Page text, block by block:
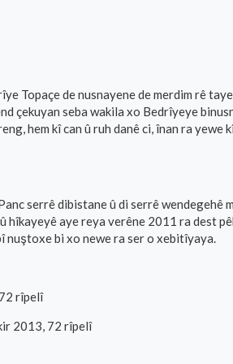
Topaçe de nusnayene de merdim rê
çekuyan seba wakila xo Bedrîyeye
hem kî can û ruh danê ci, înan ra
serrê dibistane û di serrê wendegehê
hîkayeyê aye reya verêne 2011 ra dest
nuştoxe bi xo newe ra ser o xebitîyaya.
rîpelî
2013, 72 rîpelî